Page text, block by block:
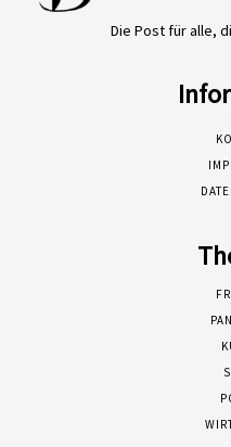
Die Post für alle,